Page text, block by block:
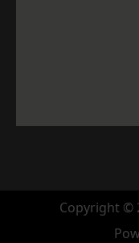
Copyright ©